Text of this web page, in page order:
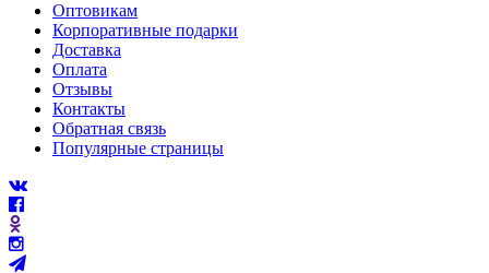
Оптовикам
Корпоративные подарки
Доставка
Оплата
Отзывы
Контакты
Обратная связь
Популярные страницы